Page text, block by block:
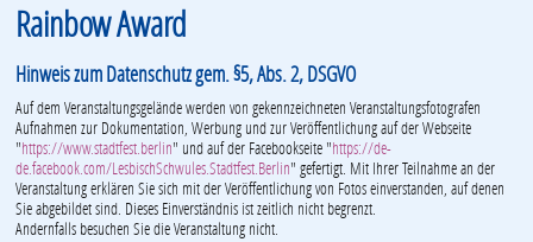
Rainbow Award
Hinweis zum Datenschutz gem. §5, Abs. 2, DSGVO
Auf dem Veranstaltungsgelände werden von gekennzeichneten Veranstaltungsfotografen
Aufnahmen zur Dokumentation, Werbung und zur Veröffentlichung auf der Webseite
"https://www.stadtfest.berlin" und auf der Facebookseite "https://de-
de.facebook.com/LesbischSchwules.Stadtfest.Berlin" gefertigt. Mit Ihrer Teilnahme an der
Veranstaltung erklären Sie sich mit der Veröffentlichung von Fotos einverstanden, auf denen
Sie abgebildet sind. Dieses Einverständnis ist zeitlich nicht begrenzt.
Andernfalls besuchen Sie die Veranstaltung nicht.